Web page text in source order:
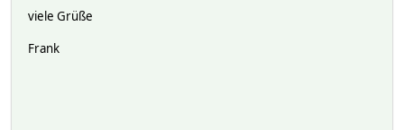
viele Grüße
Frank